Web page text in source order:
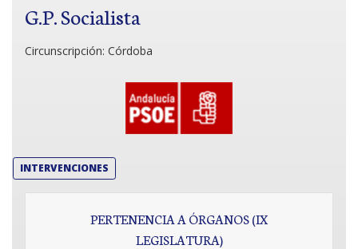
G.P. Socialista
Circunscripción: Córdoba
INTERVENCIONES
PERTENENCIA A ÓRGANOS (IX
LEGISLATURA)